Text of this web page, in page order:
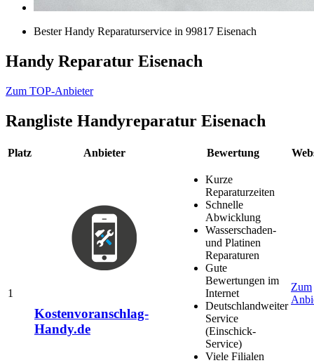
Bester Handy Reparaturservice in 99817 Eisenach
Handy Reparatur Eisenach
Zum TOP-Anbieter
Rangliste Handyreparatur Eisenach
Platz Anbieter Bewertung
1
Kostenvoranschlag-
Handy.de
Kurze
Reparaturzeiten
Schnelle
Abwicklung
Wasserschaden-
und Platinen
Reparaturen
Gute
Bewertungen im
Internet
Deutschlandweiter
Service
(Einschick-
Service)
Viele Filialen
Zum